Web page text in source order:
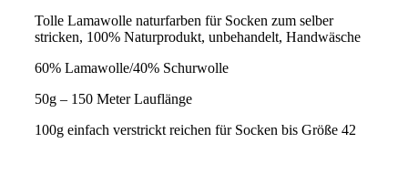
Tolle Lamawolle naturfarben für Socken zum selber
stricken, 100% Naturprodukt, unbehandelt, Handwäsche
60% Lamawolle/40% Schurwolle
50g – 150 Meter Lauflänge
100g einfach verstrickt reichen für Socken bis Größe 42